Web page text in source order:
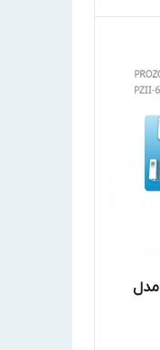
دستگاه تزریق ازن PROZONE مدل